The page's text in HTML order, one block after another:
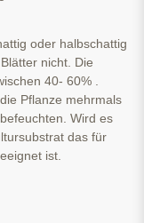
oder halbschattig
nicht. Die
40- 60% .
Pflanze mehrmals
Wird es
das für
ist.